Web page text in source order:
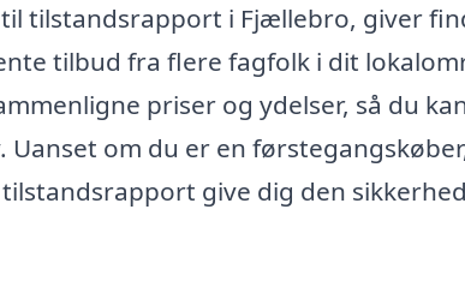
tilstandsrapport i Fjællebro, giver
tilbud fra flere fagfolk i dit
priser og ydelser, så du
Uanset om du er en
give dig den